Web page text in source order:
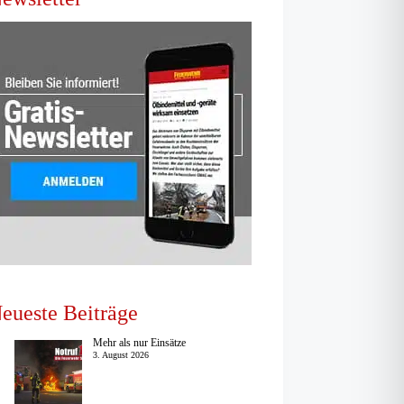
Beiträge
Mehr als nur Einsätze
3. August 2026